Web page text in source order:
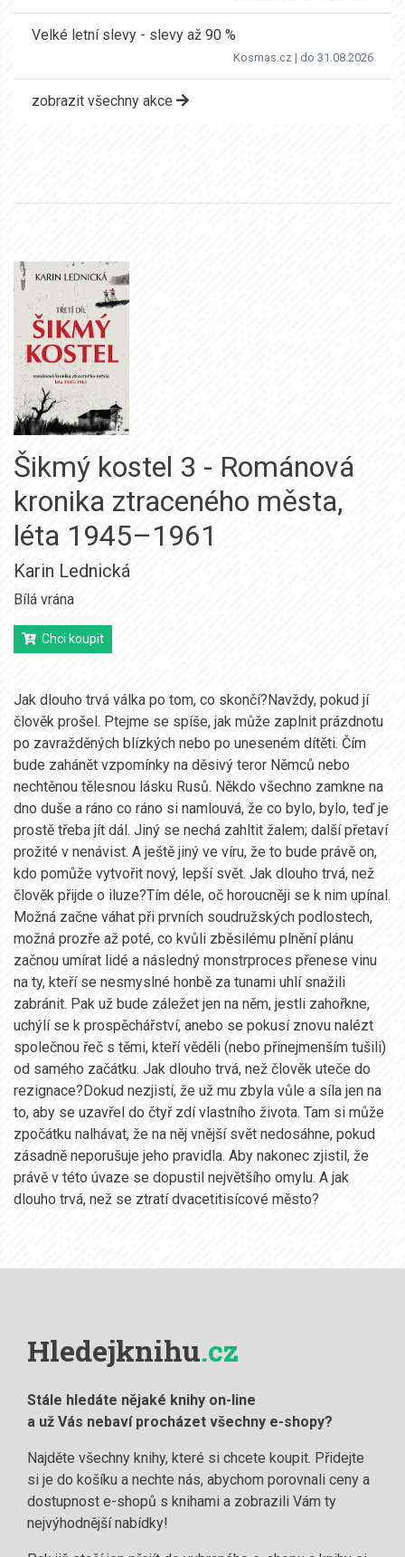
Velké letní slevy - slevy až 90 %
Kosmas.cz | do 31.08.2026
zobrazit všechny akce
Šikmý kostel 3 - Románová
kronika ztraceného města,
léta 1945–1961
Karin Lednická
Bílá vrána
Chci koupit
Jak dlouho trvá válka po tom, co skončí?Navždy, pokud jí
člověk prošel. Ptejme se spíše, jak může zaplnit prázdnotu
po zavražděných blízkých nebo po uneseném dítěti. Čím
bude zahánět vzpomínky na děsivý teror Němců nebo
nechtěnou tělesnou lásku Rusů. Někdo všechno zamkne na
dno duše a ráno co ráno si namlouvá, že co bylo, bylo, teď je
prostě třeba jít dál. Jiný se nechá zahltit žalem; další přetaví
prožité v nenávist. A ještě jiný ve víru, že to bude právě on,
kdo pomůže vytvořit nový, lepší svět. Jak dlouho trvá, než
člověk přijde o iluze?Tím déle, oč horoucněji se k nim upínal.
Možná začne váhat při prvních soudružských podlostech,
možná prozře až poté, co kvůli zběsilému plnění plánu
začnou umírat lidé a následný monstrproces přenese vinu
na ty, kteří se nesmyslné honbě za tunami uhlí snažili
zabránit. Pak už bude záležet jen na něm, jestli zahořkne,
uchýlí se k prospěchářství, anebo se pokusí znovu nalézt
společnou řeč s těmi, kteří věděli (nebo přinejmenším tušili)
od samého začátku. Jak dlouho trvá, než člověk uteče do
rezignace?Dokud nezjistí, že už mu zbyla vůle a síla jen na
to, aby se uzavřel do čtyř zdí vlastního života. Tam si může
zpočátku nalhávat, že na něj vnější svět nedosáhne, pokud
zásadně neporušuje jeho pravidla. Aby nakonec zjistil, že
právě v této úvaze se dopustil největšího omylu. A jak
dlouho trvá, než se ztratí dvacetitisícové město?
Hledejknihu.cz
Stále hledáte nějaké knihy on-line
a už Vás nebaví procházet všechny e-shopy?
Najděte všechny knihy, které si chcete koupit. Přidejte
si je do košíku a nechte nás, abychom porovnali ceny a
dostupnost e-shopů s knihami a zobrazili Vám ty
nejvýhodnější nabídky!